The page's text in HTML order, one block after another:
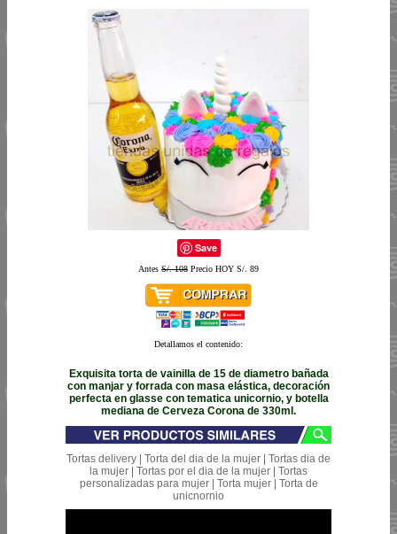
Save
Antes S/. 108 Precio HOY S/. 89
Detallamos el contenido:
Exquisita torta de vainilla de 15 de diametro bañada
con manjar y forrada con masa elástica, decoración
perfecta en glasse con tematica unicornio, y botella
mediana de Cerveza Corona de 330ml.
Tortas delivery | Torta del dia de la mujer | Tortas dia de
la mujer | Tortas por el dia de la mujer | Tortas
personalizadas para mujer | Torta mujer | Torta de
unicnornio